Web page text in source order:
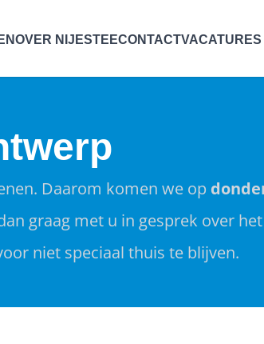
OVER NIJESTEECONTACTVACATURES
Daarom komen we op
graag met u in gesprek over
niet speciaal thuis te blijven.